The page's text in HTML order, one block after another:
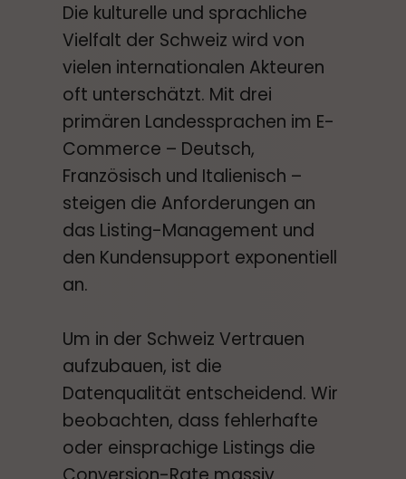
Die kulturelle und sprachliche
Vielfalt der Schweiz wird von
vielen internationalen Akteuren
oft unterschätzt. Mit drei
primären Landessprachen im E-
Commerce – Deutsch,
Französisch und Italienisch –
steigen die Anforderungen an
das Listing-Management und
den Kundensupport exponentiell
an.
Um in der Schweiz Vertrauen
aufzubauen, ist die
Datenqualität entscheidend. Wir
beobachten, dass fehlerhafte
oder einsprachige Listings die